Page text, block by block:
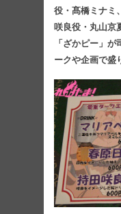
役・髙橋ミナミ
咲良役・丸山京
「ざかピー」
ークや企画で盛